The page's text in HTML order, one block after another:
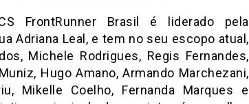
FrontRunner Brasil é liderado pela
Adriana Leal, e tem no seu escopo atual,
Michele Rodrigues, Regis Fernandes,
Hugo Amano, Armando Marchezani,
Mikelle Coelho, Fernanda Marques e